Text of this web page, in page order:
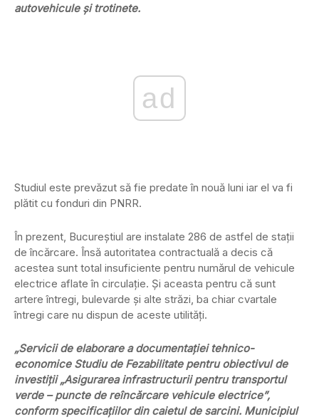
autovehicule și trotinete.
ad
Studiul este prevăzut să fie predate în nouă luni iar el va fi
plătit cu fonduri din PNRR.
În prezent, Bucureștiul are instalate 286 de astfel de stații
de încărcare. Însă autoritatea contractuală a decis că
acestea sunt total insuficiente pentru numărul de vehicule
electrice aflate în circulație. Și aceasta pentru că sunt
artere întregi, bulevarde și alte străzi, ba chiar cvartale
întregi care nu dispun de aceste utilități.
„Servicii de elaborare a documentației tehnico-
economice Studiu de Fezabilitate pentru obiectivul de
investiții „Asigurarea infrastructurii pentru transportul
verde – puncte de reîncărcare vehicule electrice”,
conform specificațiilor din caietul de sarcini. Municipiul